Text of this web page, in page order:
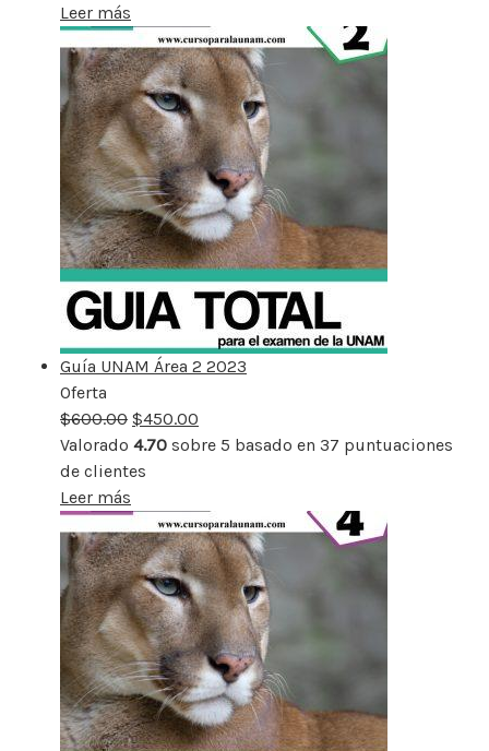
Leer más
Guía UNAM Área 2 2023
Oferta
rebajado
$600.00 $450.00
Valorado 4.70 sobre 5 basado en 37 puntuaciones
de clientes
Leer más